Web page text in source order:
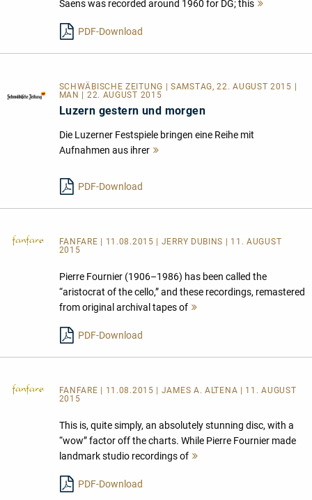
Saens was recorded around 1960 for DG; this
PDF-Download
SCHWÄBISCHE ZEITUNG | SAMSTAG, 22. AUGUST 2015 |
MAN | 22. AUGUST 2015
Luzern gestern und morgen
Die Luzerner Festspiele bringen eine Reihe mit
Aufnahmen aus ihrer
PDF-Download
FANFARE
| 11.08.2015 | JERRY DUBINS | 11. AUGUST
2015
Pierre Fournier (1906–1986) has been called the
“aristocrat of the cello,” and these recordings, remastered
from original archival tapes of
PDF-Download
FANFARE
| 11.08.2015 | JAMES A. ALTENA | 11. AUGUST
2015
This is, quite simply, an absolutely stunning disc, with a
“wow” factor off the charts. While Pierre Fournier made
landmark studio recordings of
PDF-Download